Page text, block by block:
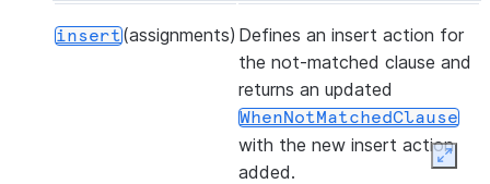
insert(assignments) Defines an insert action for
the not-matched clause and
returns an updated
WhenNotMatchedClause
with the new insert action
added.